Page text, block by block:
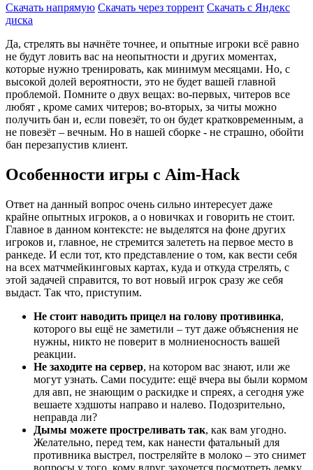
Скачать напрямую Скачать через торрент Скачать с Яндекс
диска
Да, стрелять вы начнёте точнее, и опытные игроки всё равно
не будут ловить вас на неопытности и других моментах,
которые нужно тренировать, как минимум месяцами. Но, с
высокой долей вероятности, это не будет вашей главной
проблемой. Помните о двух вещах: во-первых, читеров все
любят , кроме самих читеров; во-вторых, за читы можно
получить бан и, если повезёт, то он будет кратковременным, а
не повезёт – вечным. Но в нашей сборке - не страшно, обойти
бан перезапустив клиент.
Особенности игры с Aim-Hack
Ответ на данный вопрос очень сильно интересует даже
крайне опытных игроков, а о новичках и говорить не стоит.
Главное в данном контексте: не выделятся на фоне других
игроков и, главное, не стремится залететь на первое место в
ранкеде. И если тот, кто представление о том, как вести себя
на всех матчмейкинговых картах, куда и откуда стрелять, с
этой задачей справится, то вот новый игрок сразу же себя
выдаст. Так что, приступим.
Не стоит наводить прицел на голову противинка,
которого вы ещё не заметили – тут даже объяснения не
нужны, никто не поверит в молниеносность вашей
реакции.
Не заходите на сервер, на котором вас знают, или же
могут узнать. Сами посудите: ещё вчера вы были кормом
для авп, не знающим о раскидке и спреях, а сегодня уже
вешаете хэдшоты направо и налево. Подозрительно,
неправда ли?
Дымы можете простреливать так, как вам угодно.
Желательно, перед тем, как нанести фатальный для
противника выстрел, постреляйте в молоко – это снимет
вопросы у того, кому вдруг захочется посмотреть демку.